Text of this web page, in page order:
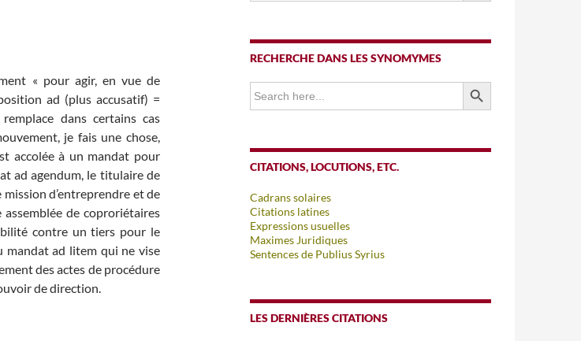
« pour agir, en vue de
ad (plus accusatif) =
dans certains cas
je fais une chose,
accolée à un mandat pour
ad agendum, le titulaire de
d’entreprendre et de
de coproriétaires
contre un tiers pour le
mandat ad litem qui ne vise
des actes de procédure
de direction.
RECHERCHE DANS LES SYNOMYMES
Search
for:
SEARCH BUTTON
CITATIONS, LOCUTIONS, ETC.
Cadrans solaires
Citations latines
Expressions usuelles
Maximes Juridiques
Sentences de Publius Syrius
LES DERNIÈRES CITATIONS